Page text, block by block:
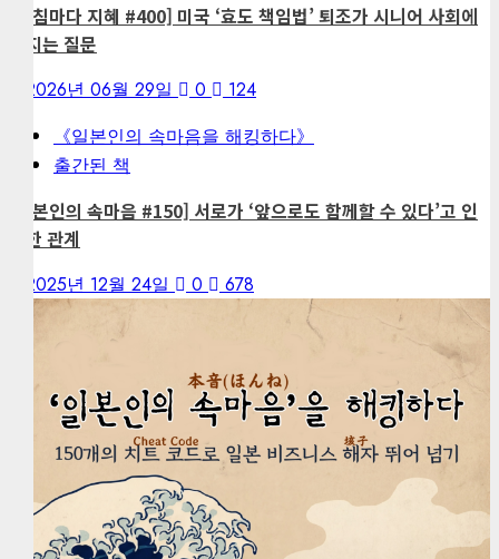
[아침마다 지혜 #400] 미국 ‘효도 책임법’ 퇴조가 시니어 사회에
던지는 질문
2026년 06월 29일 0
124
《일본인의 속마음을 해킹하다》
출간된 책
[일본인의 속마음 #150] 서로가 ‘앞으로도 함께할 수 있다’고 인
정한 관계
2025년 12월 24일 0 678